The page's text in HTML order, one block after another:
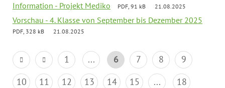
Information - Projekt Mediko PDF, 91 kB 21.08.2025
Vorschau - 4. Klasse von September bis Dezember 2025
PDF, 328 kB 21.08.2025
1 ... 6 7 8
9
10
11 12 13 14 15 ... 18